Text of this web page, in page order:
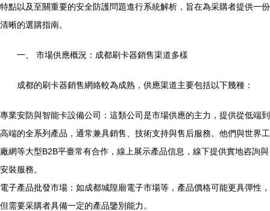
特點以及至關重要的安全防護問題進行系統解析，旨在為采購者提供一份
清晰的選購指南。
一、 市場供應概況：成都刷卡器銷售渠道多樣
成都的刷卡器銷售網絡較為成熟，供應渠道主要包括以下幾種：
專業安防與智能卡設備公司：這類公司是市場供應的主力，提供從低端到
高端的全系列產品，通常兼具銷售、技術支持與售后服務。他們與世界工
廠網等大型B2B平臺常有合作，線上展示產品信息，線下提供實地咨詢與
安裝服務。
電子產品批發市場：如成都城隍廟電子市場等，產品價格可能更具彈性，
但需要采購者具備一定的產品鑒別能力。